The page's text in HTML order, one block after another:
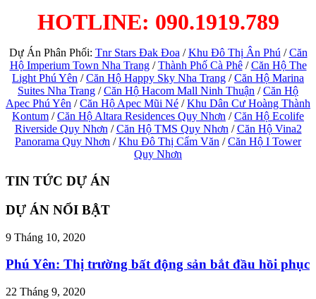
HOTLINE: 090.1919.789
Dự Án Phân Phối: Tnr Stars Đak Đoa /Khu Đô Thị Ân Phú /Căn
Hộ Imperium Town Nha Trang/Thành Phố Cà Phê/Căn Hộ The
Light Phú Yên /Căn Hộ Happy Sky Nha Trang /Căn Hộ Marina
Suites Nha Trang /Căn Hộ Hacom Mall Ninh Thuận /Căn Hộ
Apec Phú Yên /Căn Hộ Apec Mũi Né /Khu Dân Cư Hoàng Thành
Kontum /Căn Hộ Altara Residences Quy Nhơn /Căn Hộ Ecolife
Riverside Quy Nhơn /Căn Hộ TMS Quy Nhơn /Căn Hộ Vina2
Panorama Quy Nhơn /Khu Đô Thị Cẩm Văn /Căn Hộ I Tower
Quy Nhơn
TIN TỨC DỰ ÁN
DỰ ÁN NỔI BẬT
9 Tháng 10, 2020
Phú Yên: Thị trường bất động sản bắt đầu hồi phục
22 Tháng 9, 2020